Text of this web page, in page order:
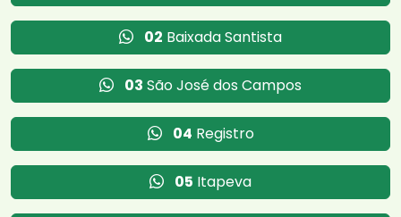
02 Baixada Santista
03 São José dos Campos
04 Registro
05 Itapeva